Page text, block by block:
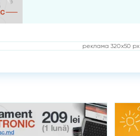
реклама 320x50 px